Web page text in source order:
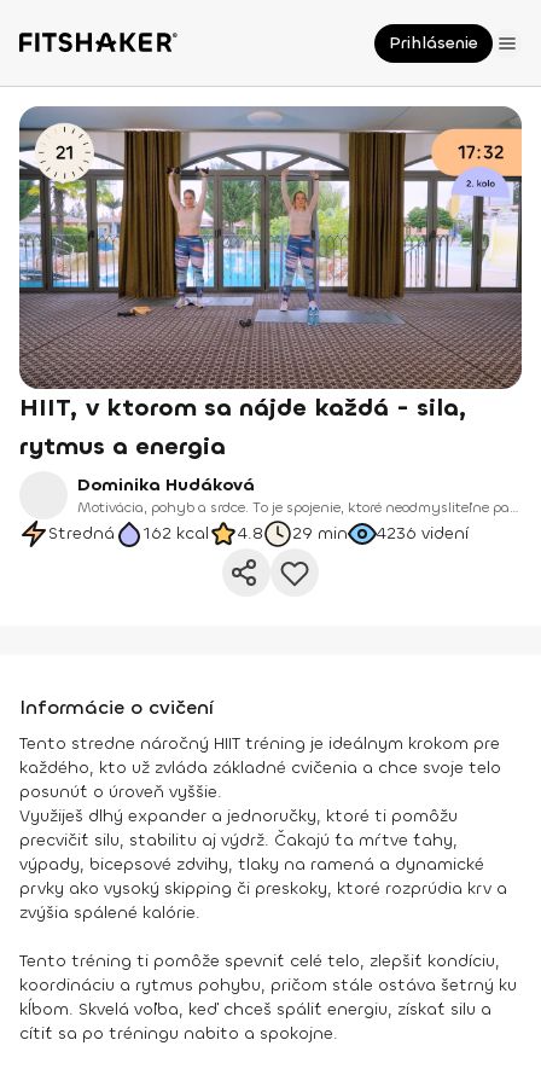
Prihlásenie
HIIT, v ktorom sa nájde každá - sila,
rytmus a energia
Dominika Hudáková
Motivácia, pohyb a srdce. To je spojenie, ktoré neodmysliteľne patrí k Domi, našej novej trénerke na Fitshakeri.
Stredná 162 kcal 4.8 29 min 4236 videní
Informácie o cvičení
Tento stredne náročný HIIT tréning je ideálnym krokom pre
každého, kto už zvláda základné cvičenia a chce svoje telo
posunúť o úroveň vyššie.
Využiješ dlhý expander a jednoručky, ktoré ti pomôžu
precvičiť silu, stabilitu aj výdrž. Čakajú ťa mŕtve ťahy,
výpady, bicepsové zdvihy, tlaky na ramená a dynamické
prvky ako vysoký skipping či preskoky, ktoré rozprúdia krv a
zvýšia spálené kalórie.
Tento tréning ti pomôže spevniť celé telo, zlepšiť kondíciu,
koordináciu a rytmus pohybu, pričom stále ostáva šetrný ku
kĺbom. Skvelá voľba, keď chceš spáliť energiu, získať silu a
cítiť sa po tréningu nabito a spokojne.